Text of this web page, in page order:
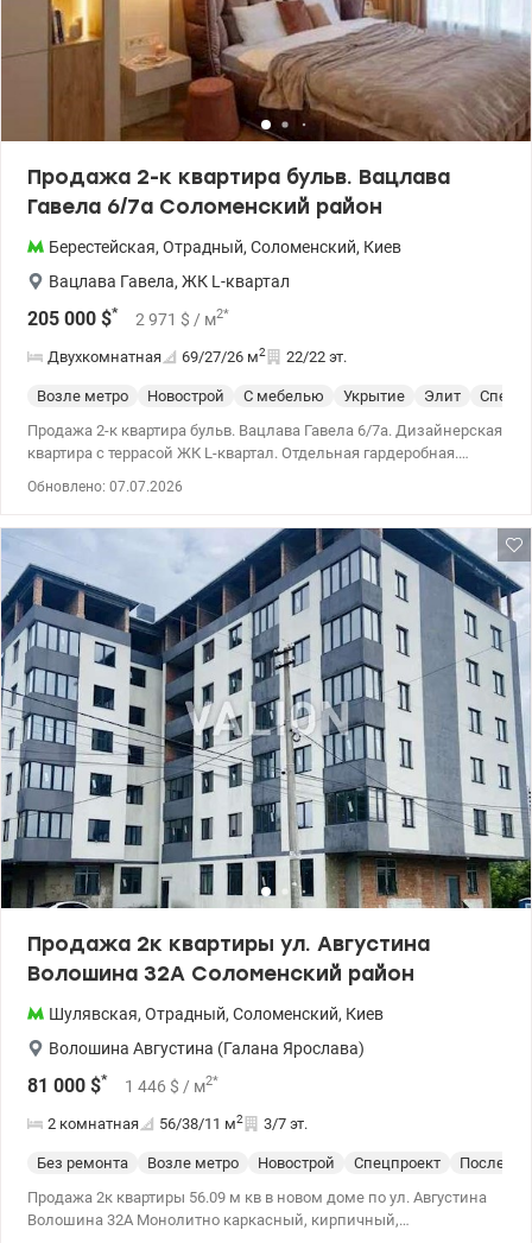
Продажа 2-к квартира бульв. Вацлава
Гавела 6/7а Соломенский район
Берестейская, Отрадный, Соломенский, Киев
Вацлава Гавела, ЖК L-квартал
205 000 $* 2 971 $ / м2*
Двухкомнатная 69/27/26 м2 22/22 эт.
Возле метро Новострой С мебелью Укрытие Элит
Продажа 2-к квартира бульв. Вацлава Гавела 6/7а. Дизайнерская
квартира с террасой ЖК L-квартал. Отдельная гардеробная.
Обновлено: 07.07.2026
Продажа 2к квартиры ул. Августина
Волошина 32А Соломенский район
Шулявская, Отрадный, Соломенский, Киев
Волошина Августина (Галана Ярослава)
81 000 $* 1 446 $ / м2*
2 комнатная 56/38/11 м2 3/7 эт.
Без ремонта Возле метро Новострой Спецпроект
После
Продажа 2к квартиры 56.09 м кв в новом доме по ул. Августина
Волошина 32А Монолитно каркасный, кирпичный,